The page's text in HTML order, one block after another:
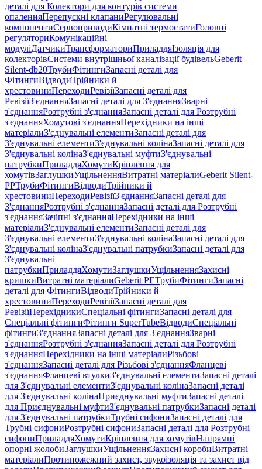
деталі для Колектори для контурів системи
опаленняПерепускні клапаниРегулювальні
компонентиСервоприводиКімнатні термостатиГоловні
регуляториКомунікаційні
модуліДатчикиТрансформаториПриладдяІзоляція для
колекторівСистеми внутрішньої каналізації будівельGeberit
Silent-db20ТрубиФітингиЗапасні деталі для
ФітингиВідводиТрійники й
хрестовиниПереходиРевізіїЗапасні деталі для
РевізіїЗ'єднанняЗапасні деталі для З'єднанняЗварні
з'єднанняРозтрубні з'єднанняЗапасні деталі для Розтрубні
з'єднанняХомутові з'єднанняПерехідники на інші
матеріалиЗ'єднувальні елементиЗапасні деталі для
З'єднувальні елементиЗ'єднувальні колінаЗапасні деталі для
З'єднувальні колінаЗ'єднувальні муфтиЗ'єднувальні
патрубкиПриладдяХомутиКріплення для
хомутівЗаглушкиУщільненняВитратні матеріалиGeberit Silent-
PPТрубиФітингиВідводиТрійники й
хрестовиниПереходиРевізіїЗ'єднанняЗапасні деталі для
З'єднанняРозтрубні з'єднанняЗапасні деталі для Розтрубні
з'єднанняЗачіпні з'єднанняПерехідники на інші
матеріалиЗ'єднувальні елементиЗапасні деталі для
З'єднувальні елементиЗ'єднувальні колінаЗапасні деталі для
З'єднувальні колінаЗ'єднувальні патрубкиЗапасні деталі для
З'єднувальні
патрубкиПриладдяХомутиЗаглушкиУщільненняЗахисні
кришкиВитратні матеріалиGeberit PEТрубиФітингиЗапасні
деталі для ФітингиВідводиТрійники й
хрестовиниПереходиРевізіїЗапасні деталі для
РевізіїПерехідникиСпеціальні фітингиЗапасні деталі для
Спеціальні фітингиФітинги SuperTubeВідводиСпеціальні
фітингиЗ'єднанняЗапасні деталі для З'єднанняЗварні
з'єднанняРозтрубні з'єднанняЗапасні деталі для Розтрубні
з'єднанняПерехідники на інші матеріалиРізьбові
з'єднанняЗапасні деталі для Різьбові з'єднанняФланцеві
з'єднанняФланцеві втулкиЗ'єднувальні елементиЗапасні деталі
для З'єднувальні елементиЗ'єднувальні колінаЗапасні деталі
для З'єднувальні колінаПриєднувальні муфтиЗапасні деталі
для Приєднувальні муфтиЗ'єднувальні патрубкиЗапасні деталі
для З'єднувальні патрубкиТрубні сифониЗапасні деталі для
Трубні сифониРозтрубні сифониЗапасні деталі для Розтрубні
сифониПриладдяХомутиКріплення для хомутівНапрямні
опорні жолобиЗаглушкиУщільненняЗахисні коробиВитратні
матеріалиПротипожежний захист, звукоізоляція та захист від